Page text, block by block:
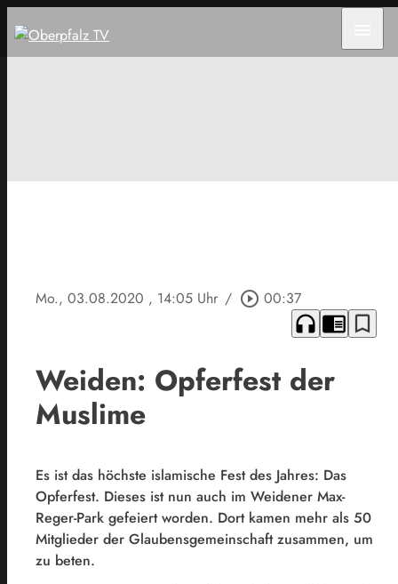
Mo., 03.08.2020 , 14:05 Uhr / play_circle_outline 00:37
headphones chrome_reader_mode bookmark_border
Weiden: Opferfest der
Muslime
Es ist das höchste islamische Fest des Jahres: Das
Opferfest. Dieses ist nun auch im Weidener Max-
Reger-Park gefeiert worden. Dort kamen mehr als 50
Mitglieder der Glaubensgemeinschaft zusammen, um
zu beten.